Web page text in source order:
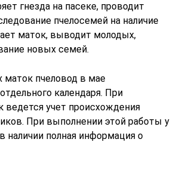
гнезда на пасеке, проводит
пчелосемей на наличие
маток, выводит молодых,
новых семей.
пчеловод в мае
календаря. При
учет происхождения
При выполнении этой работы у
наличии полная информация о